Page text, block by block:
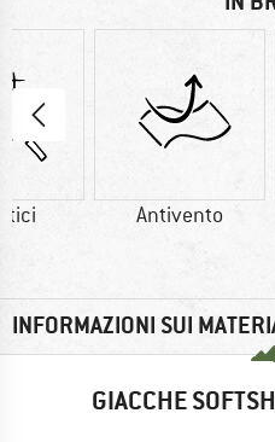
Antivento
INFORMAZIONI SUI
GIACCHE